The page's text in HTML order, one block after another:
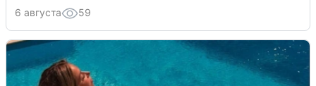
6 августа 59